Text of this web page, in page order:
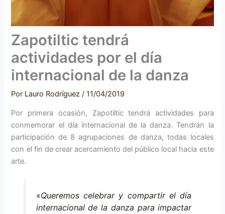
Zapotiltic tendrá
actividades por el día
internacional de la danza
Por Lauro Rodríguez/11/04/2019
Por primera ocasión, Zapotiltic tendrá actividades para
conmemorar el día internacional de la danza. Tendrán la
participación de 8 agrupaciones de danza, todas locales
con el fin de crear acercamiento del público local hacia este
arte.
«Queremos celebrar y compartir el día
internacional de la danza para impactar